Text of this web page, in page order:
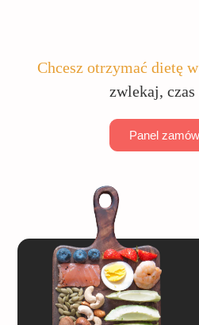
Chcesz otrzymać dietę
zwlekaj,
Panel